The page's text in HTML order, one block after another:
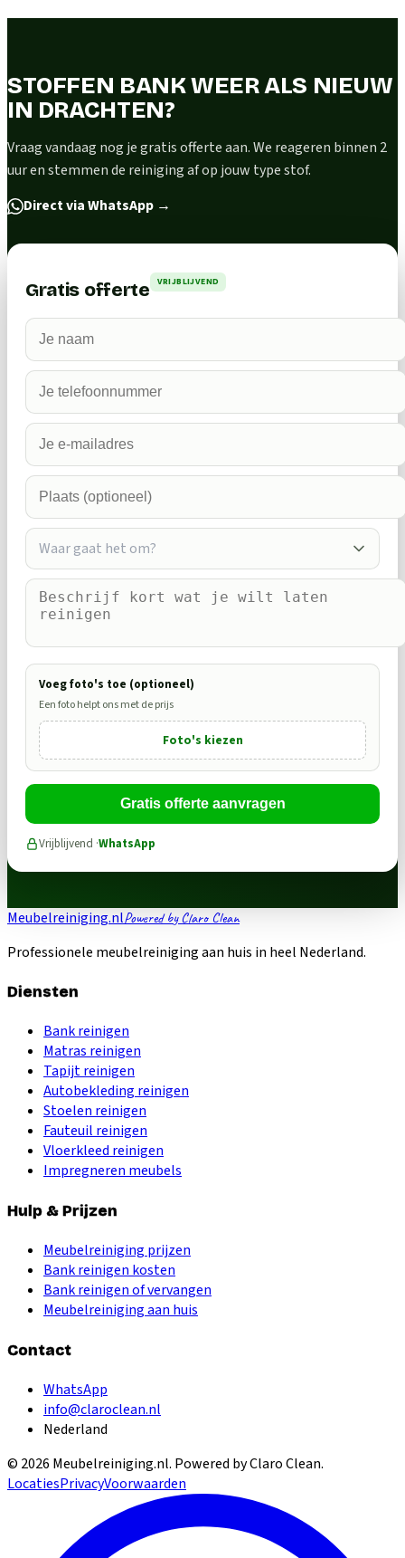
STOFFEN BANK WEER ALS NIEUW
IN DRACHTEN?
Vraag vandaag nog je gratis offerte aan. We reageren binnen 2
uur en stemmen de reiniging af op jouw type stof.
Direct via WhatsApp →
Gratis offerte VRIJBLIJVEND
Waar gaat het om?
Voeg foto's toe (optioneel)
Een foto helpt ons met de prijs
Foto's kiezen
Gratis offerte aanvragen
Vrijblijvend ·WhatsApp
Meubelreiniging.nlPowered by Claro Clean
Professionele meubelreiniging aan huis in heel Nederland.
Diensten
Bank reinigen
Matras reinigen
Tapijt reinigen
Autobekleding reinigen
Stoelen reinigen
Fauteuil reinigen
Vloerkleed reinigen
Impregneren meubels
Hulp & Prijzen
Meubelreiniging prijzen
Bank reinigen kosten
Bank reinigen of vervangen
Meubelreiniging aan huis
Contact
WhatsApp
info@claroclean.nl
Nederland
© 2026 Meubelreiniging.nl. Powered by Claro Clean.
LocatiesPrivacyVoorwaarden